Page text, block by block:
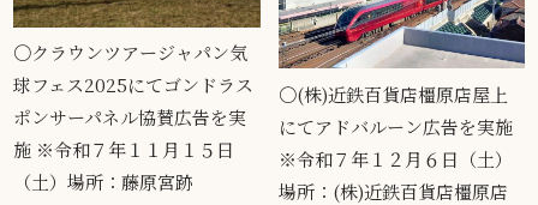
〇クラウンツアージャパン気
球フェス2025にてゴンドラス
ポンサーパネル協賛広告を実
施 ※令和７年１１月１５日
（土）場所：藤原宮跡
〇(株)近鉄百貨店橿原店屋上
にてアドバルーン広告を実施
※令和７年１２月６日（土）
場所：(株)近鉄百貨店橿原店